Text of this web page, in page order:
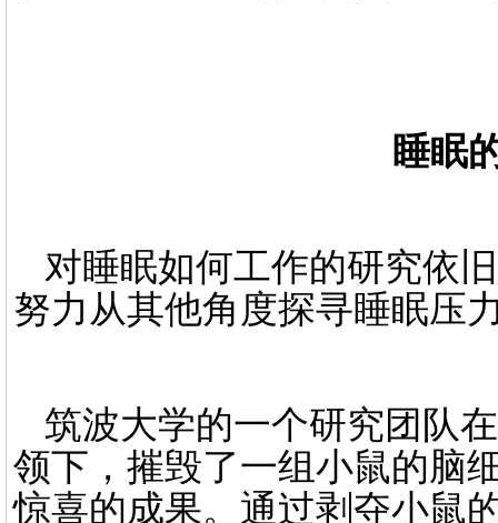
睡眠
对睡眠如何工作的研究依
努力从其他角度探寻睡眠压
筑波大学的一个研究团队
领下，摧毁了一组小鼠的脑
惊喜的成果。通过剥夺小鼠